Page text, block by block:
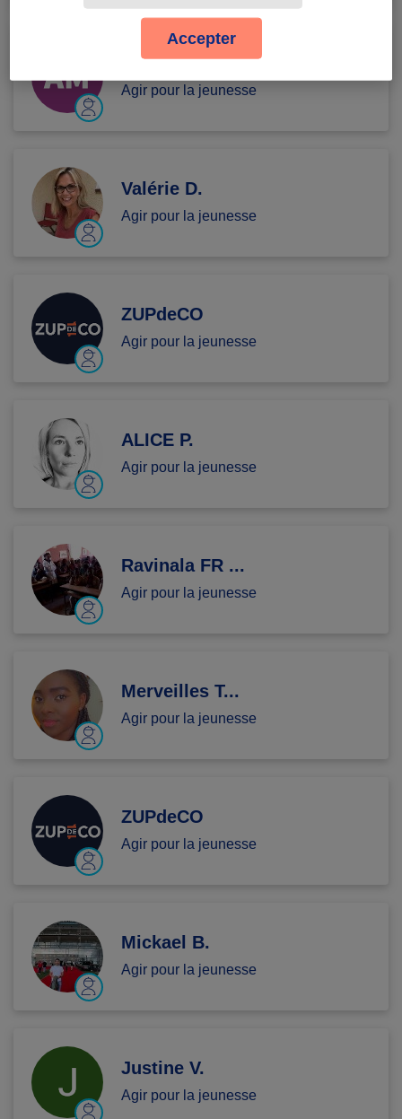
Alice M.
Agir pour la jeunesse
Valérie D.
Agir pour la jeunesse
ZUPdeCO
Agir pour la jeunesse
ALICE P.
Agir pour la jeunesse
Ravinala FR ...
Agir pour la jeunesse
Merveilles T...
Agir pour la jeunesse
ZUPdeCO
Agir pour la jeunesse
Mickael B.
Agir pour la jeunesse
Justine V.
Agir pour la jeunesse
Accepter